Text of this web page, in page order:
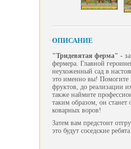
ОПИСАНИЕ
"Тридевятая ферма" -
фермера. Главной
неухоженный сад в
это именно вы! Помогите
фруктов, до реализации
также наймите
таким образом, он станет
коварных воров!
Затем вам предстоит
это будут соседские